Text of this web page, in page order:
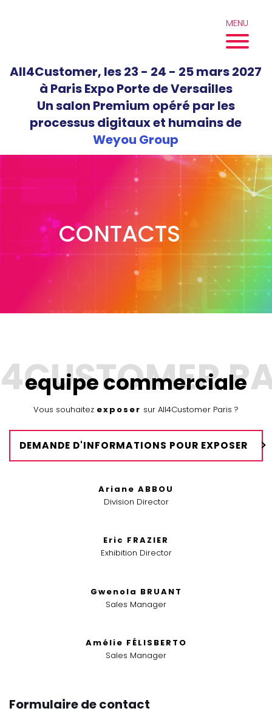
All4Customer, les 23 - 24 - 25 mars 2027
à Paris Expo Porte de Versailles
Un salon Premium opéré par les
processus digitaux et humains de
Weyou Group
MENU
CONTACTS
equipe commerciale
Vous souhaitez exposer sur All4Customer Paris ?
DEMANDE D'INFORMATIONS POUR EXPOSER
Ariane ABBOU
Division Director
Eric FRAZIER
Exhibition Director
Gwenola BRUANT
Sales Manager
Amélie FÉLISBERTO
Sales Manager
Formulaire de contact